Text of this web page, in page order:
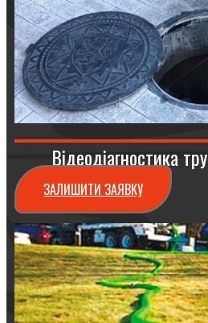
Відеодіагностика
ЗАЛИШИТИ ЗАЯВКУ